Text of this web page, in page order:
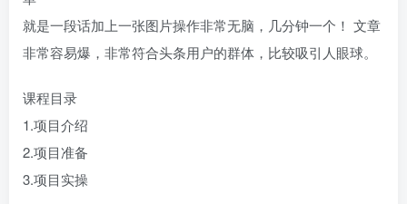
就是一段话加上一张图片操作非常无脑，几分钟一个！ 文章
非常容易爆，非常符合头条用户的群体，比较吸引人眼球。
课程目录
1.项目介绍
2.项目准备
3.项目实操